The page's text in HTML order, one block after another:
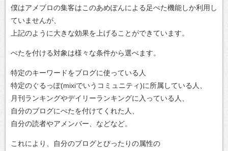
僕はアメブロの集客はこのあめぽんによる足ぺた機能しか利用し
ていませんが、
上記のように大きな効果を上げることができています。
ぺたを付ける対象は様々な条件から選べます。
特定のキーワードをブログに使っている人
特定のぐるっぽ(mixiでいうコミュニティ)に所属している人、
月刊ランキングやデイリーランキングに入っている人、
自分のブログにぺたを付けてくれた人、
自分の読者やアメンバー、などなど。
これにより、自分のブログとぴったりの属性の